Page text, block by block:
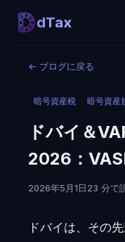
dTax
← ブログに戻る
暗号資産税 暗号資産
ドバイ＆
2026：
2026年5月1日23 分で
ドバイは、その